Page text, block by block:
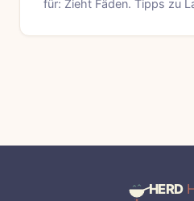
für: Zieht Fäden. Tipps zu